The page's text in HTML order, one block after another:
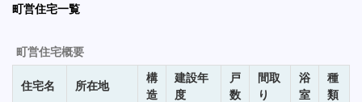
町営住宅一覧
町営住宅概要
住宅名 所在地
構
造
建設年
度
戸
数
間取
り
浴
室
種
類